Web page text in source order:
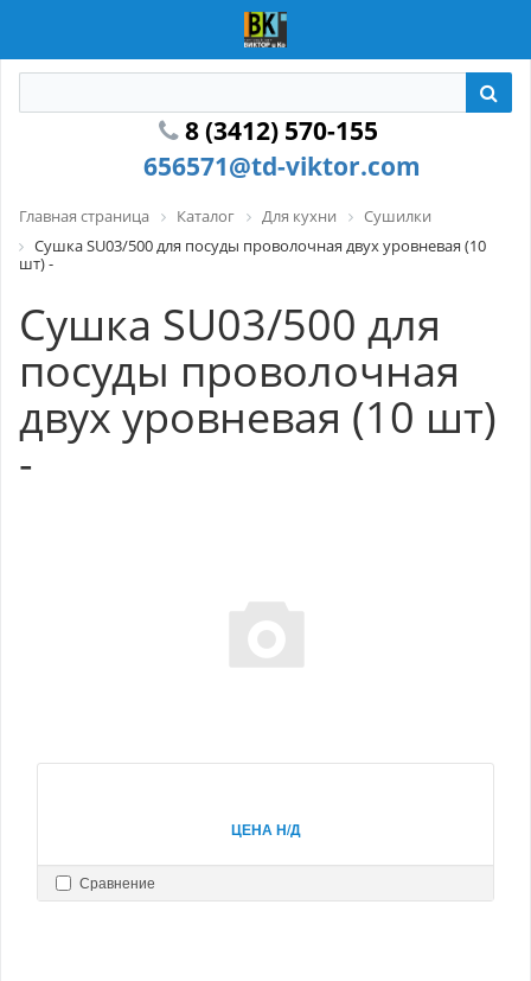
8 (3412) 570-155
656571@td-viktor.com
Главная страница Каталог Для кухни
Сушилки
Сушка SU03/500 для посуды проволочная двух уровневая (10
шт) -
Сушка SU03/500 для
посуды проволочная
двух уровневая (10 шт)
-
ЦЕНА Н/Д
Сравнение